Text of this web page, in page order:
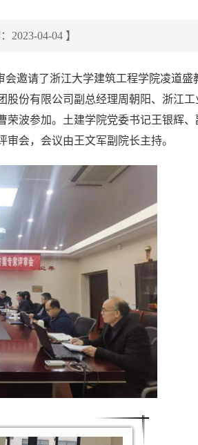
2023-04-04 】
会邀请了浙江大学建筑工程学院凌道盛
股份有限公司 副总经理周朝阳、 浙江工
荣波参加。土建学院党委书记王银辉
会，会议由王文军副院长主持。